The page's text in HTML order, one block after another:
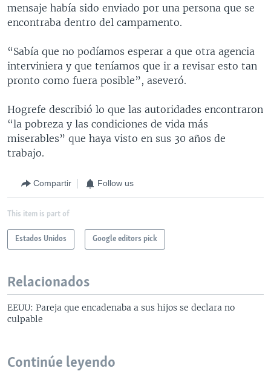
mensaje había sido enviado por una persona que se
encontraba dentro del campamento.
“Sabía que no podíamos esperar a que otra agencia
interviniera y que teníamos que ir a revisar esto tan
pronto como fuera posible”, aseveró.
Hogrefe describió lo que las autoridades encontraron
“la pobreza y las condiciones de vida más
miserables” que haya visto en sus 30 años de
trabajo.
Compartir Follow us
This item is part of
Estados Unidos Google editors pick
Relacionados
EEUU: Pareja que encadenaba a sus hijos se declara no
culpable
Continúe leyendo